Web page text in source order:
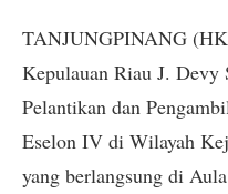
TANJUNGPINANG
Kepulauan Riau J. Devy
Pelantikan dan
Eselon IV di Wilayah
yang berlangsung di